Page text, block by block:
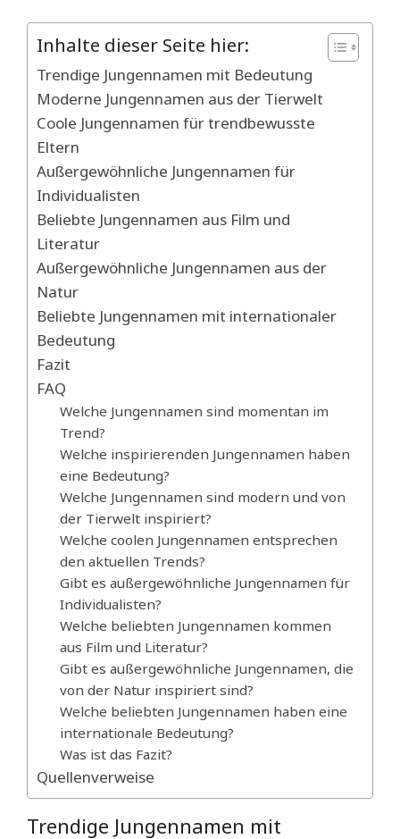
Inhalte dieser Seite hier:
Trendige Jungennamen mit Bedeutung
Moderne Jungennamen aus der Tierwelt
Coole Jungennamen für trendbewusste
Eltern
Außergewöhnliche Jungennamen für
Individualisten
Beliebte Jungennamen aus Film und
Literatur
Außergewöhnliche Jungennamen aus der
Natur
Beliebte Jungennamen mit internationaler
Bedeutung
Fazit
FAQ
Welche Jungennamen sind momentan im
Trend?
Welche inspirierenden Jungennamen haben
eine Bedeutung?
Welche Jungennamen sind modern und von
der Tierwelt inspiriert?
Welche coolen Jungennamen entsprechen
den aktuellen Trends?
Gibt es außergewöhnliche Jungennamen für
Individualisten?
Welche beliebten Jungennamen kommen
aus Film und Literatur?
Gibt es außergewöhnliche Jungennamen, die
von der Natur inspiriert sind?
Welche beliebten Jungennamen haben eine
internationale Bedeutung?
Was ist das Fazit?
Quellenverweise
Trendige Jungennamen mit